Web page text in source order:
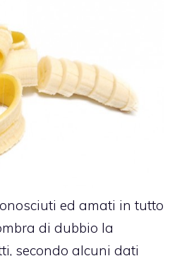
ed amati in tutto
di dubbio la
secondo alcuni dati